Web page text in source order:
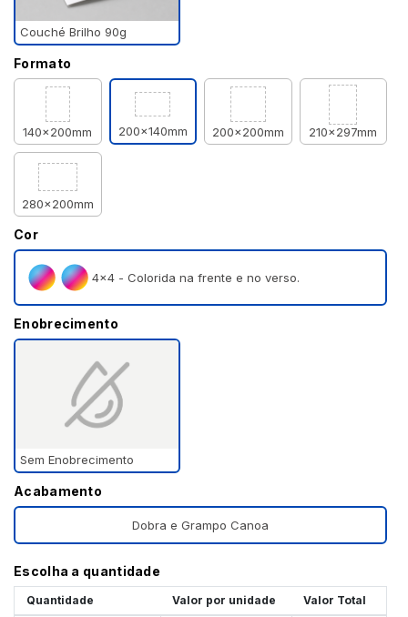
Couché Brilho 90g
Formato
140x200mm 200x140mm 200x200mm 210x297mm
280x200mm
Cor
4×4 - Colorida na frente e no verso.
Enobrecimento
Sem Enobrecimento
Acabamento
Dobra e Grampo Canoa
Escolha a quantidade
Quantidade Valor por unidade Valor Total